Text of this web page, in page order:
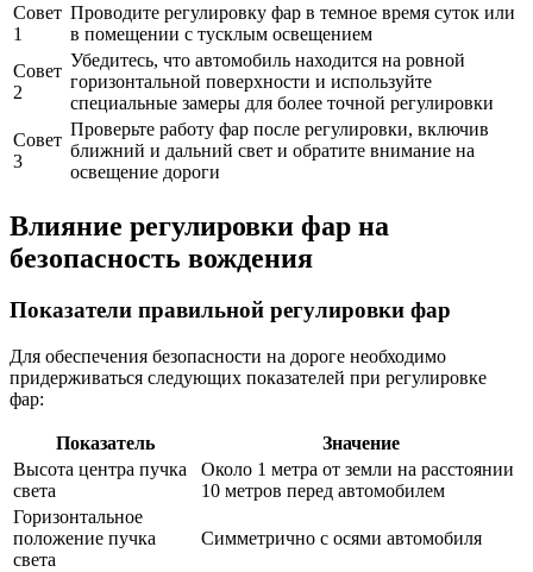
Совет
1
Проводите регулировку фар в темное время суток или
в помещении с тусклым освещением
Совет
2
Убедитесь, что автомобиль находится на ровной
горизонтальной поверхности и используйте
специальные замеры для более точной регулировки
Совет
3
Проверьте работу фар после регулировки, включив
ближний и дальний свет и обратите внимание на
освещение дороги
Влияние регулировки фар на
безопасность вождения
Показатели правильной регулировки фар
Для обеспечения безопасности на дороге необходимо
придерживаться следующих показателей при регулировке
фар:
Показатель
Значение
Высота центра пучка
света
Около 1 метра от земли на расстоянии
10 метров перед автомобилем
Горизонтальное
положение пучка
света
Симметрично с осями автомобиля